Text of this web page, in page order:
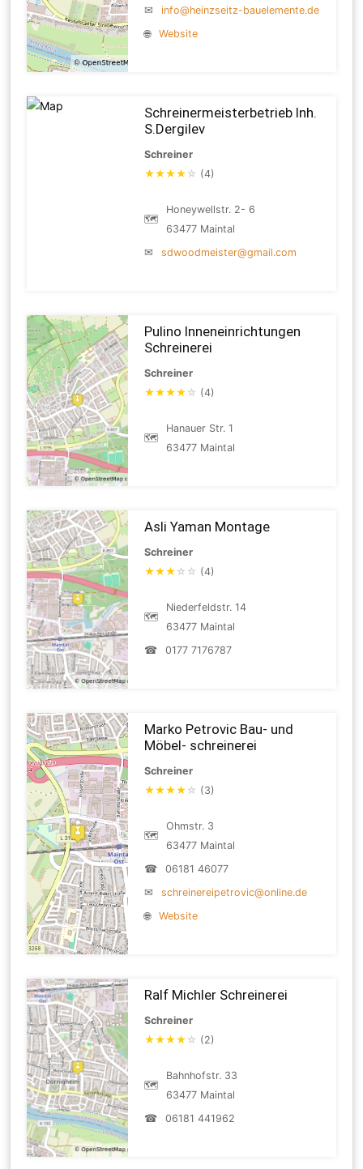
✉
info@heinzseitz-bauelemente.de
🌐
Website
Schreinermeisterbetrieb Inh.
S.Dergilev
Schreiner
★★★★ ☆ (4)
🗺
Honeywellstr. 2- 6
63477 Maintal
✉
sdwoodmeister@gmail.com
Pulino Inneneinrichtungen
Schreinerei
Schreiner
★★★★ ☆ (4)
🗺
Hanauer Str. 1
63477 Maintal
Asli Yaman Montage
Schreiner
★★★ ☆ ☆ (4)
🗺
Niederfeldstr. 14
63477 Maintal
☎
0177 7176787
Marko Petrovic Bau- und
Möbel- schreinerei
Schreiner
★★★★ ☆ (3)
🗺
Ohmstr. 3
63477 Maintal
☎
06181 46077
✉
schreinereipetrovic@online.de
🌐
Website
Ralf Michler Schreinerei
Schreiner
★★★★ ☆ (2)
🗺
Bahnhofstr. 33
63477 Maintal
☎
06181 441962